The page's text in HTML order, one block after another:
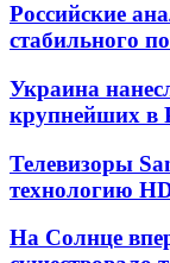
Российские
стабильного
Украина
крупнейших в
Телевизоры
технологию
На Солнце